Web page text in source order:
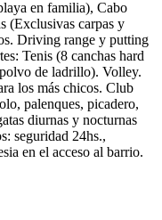
en familia), Cabo
(Exclusivas carpas y
Driving range y putting
Tenis (8 canchas hard
de ladrillo). Volley.
los más chicos. Club
palenques, picadero,
diurnas y nocturnas
seguridad 24hs.,
en el acceso al barrio.